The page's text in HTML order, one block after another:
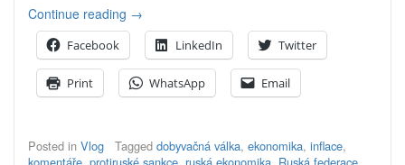
Continue reading „Ruská
ekonomika
hraně
kolapsu?“
→
Facebook LinkedIn Twitter
Print WhatsApp Email
Posted in Vlog Tagged dobyvačná válka, ekonomika, inflace,